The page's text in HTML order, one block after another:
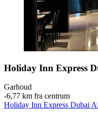
Holiday Inn Express
Garhoud
‐6,77 km fra centrum
Holiday Inn Express Dubai